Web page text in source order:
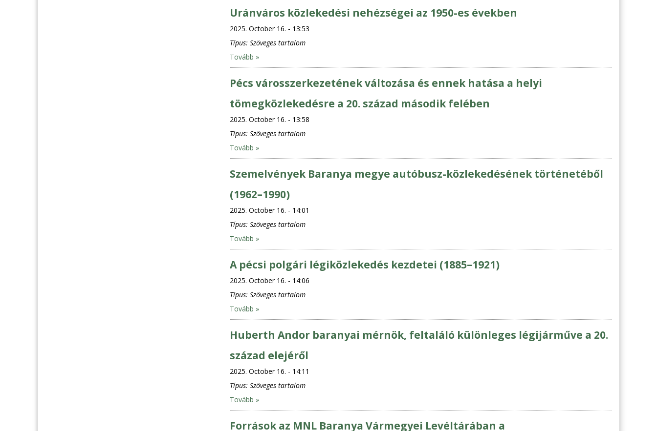
Uránváros közlekedési nehézségei az 1950-es években
2025. October 16. - 13:53
Típus: Szöveges tartalom
Tovább »
Pécs városszerkezetének változása és ennek hatása a helyi
tömegközlekedésre a 20. század második felében
2025. October 16. - 13:58
Típus: Szöveges tartalom
Tovább »
Szemelvények Baranya megye autóbusz-közlekedésének történetéből
(1962–1990)
2025. October 16. - 14:01
Típus: Szöveges tartalom
Tovább »
A pécsi polgári légiközlekedés kezdetei (1885–1921)
2025. October 16. - 14:06
Típus: Szöveges tartalom
Tovább »
Huberth Andor baranyai mérnök, feltaláló különleges légijárműve a 20.
század elejéről
2025. October 16. - 14:11
Típus: Szöveges tartalom
Tovább »
Források az MNL Baranya Vármegyei Levéltárában a